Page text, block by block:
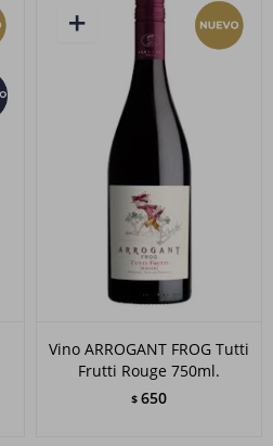
Vino ARROGANT FROG Tutti
Frutti Rouge 750ml.
$ 650